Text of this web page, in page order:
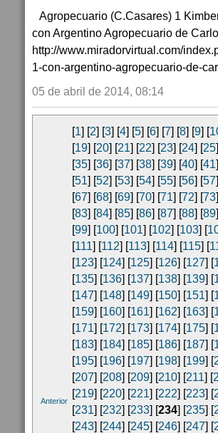
Agropecuario (C.Casares) 1
con Argentino Agropecuario de
http://www.miradorvirtual.com/
1-con-argentino-agropecuario-de-
05 de abril de 2014, 08:14
Anterior
[1] [2] [3] [4] [5] [6] [7] [8] [9] [
[19] [20] [21] [22] [23] [24] [25
[35] [36] [37] [38] [39] [40] [41
[51] [52] [53] [54] [55] [56] [57
[67] [68] [69] [70] [71] [72] [73
[83] [84] [85] [86] [87] [88] [89
[99] [100] [101] [102] [103] [
[111] [112] [113] [114] [115] [
[123] [124] [125] [126] [127] [
[135] [136] [137] [138] [139] [
[147] [148] [149] [150] [151] [
[159] [160] [161] [162] [163] [
[171] [172] [173] [174] [175] [
[183] [184] [185] [186] [187] [
[195] [196] [197] [198] [199] [
[207] [208] [209] [210] [211] [
[219] [220] [221] [222] [223] [
[231] [232] [233] [234] [235] [
[243] [244] [245] [246] [247] [